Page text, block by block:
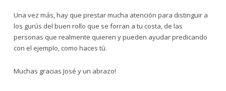
Una vez más, hay que prestar mucha atención para distinguir a
los gurús del buen rollo que se forran a tu costa, de las
personas que realmente quieren y pueden ayudar predicando
con el ejemplo, como haces tú.
Muchas gracias José y un abrazo!